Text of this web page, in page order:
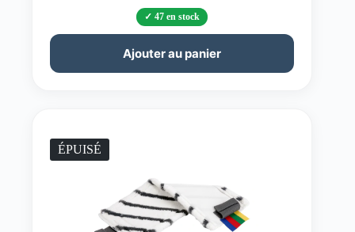
47 en stock
Ajouter au panier
ÉPUISÉ